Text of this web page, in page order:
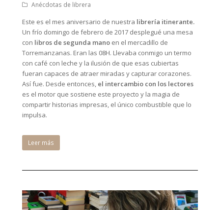
Anécdotas de librera
Este es el mes aniversario de nuestra librería itinerante.
Un frío domingo de febrero de 2017 desplegué una mesa
con libros de segunda manoen el mercadillo de
Torremanzanas. Eran las 08H. Llevaba conmigo un termo
con café con leche y la ilusión de que esas cubiertas
fueran capaces de atraer miradas y capturar corazones.
Así fue. Desde entonces, el intercambio con los lectores
es el motor que sostiene este proyecto y la magia de
compartir historias impresas, el único combustible que lo
impulsa.
Leer más